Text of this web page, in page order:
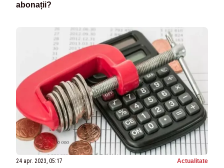
abonații?
24 apr. 2023, 05:17 Actualitate